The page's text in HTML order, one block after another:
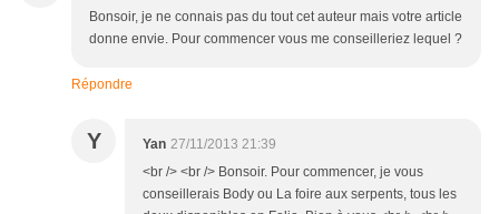
Bonsoir, je ne connais pas du tout cet auteur mais votre article
donne envie. Pour commencer vous me conseilleriez lequel ?
Répondre
Y Yan 27/11/2013 21:39
<br /> <br /> Bonsoir. Pour commencer, je vous
conseillerais Body ou La foire aux serpents, tous les